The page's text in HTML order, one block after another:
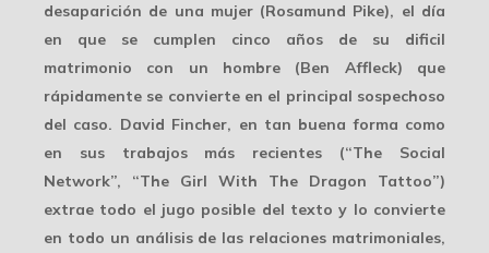
desaparición de una mujer (Rosamund Pike), el día
en que se cumplen cinco años de su dificil
matrimonio con un hombre (Ben Affleck) que
rápidamente se convierte en el principal sospechoso
del caso. David Fincher, en tan buena forma como
en sus trabajos más recientes (“The Social
Network”, “The Girl With The Dragon Tattoo”)
extrae todo el jugo posible del texto y lo convierte
en todo un análisis de las relaciones matrimoniales,